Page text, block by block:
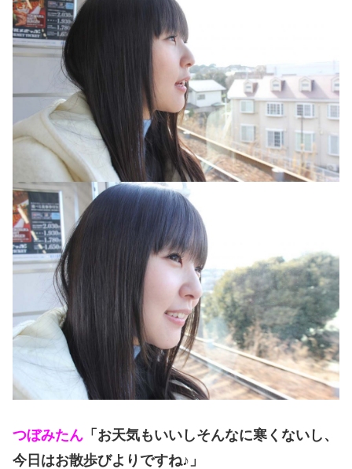
つぼみたん 「お天気もいいしそんなに寒くないし、
今日はお散歩びよりですね♪」